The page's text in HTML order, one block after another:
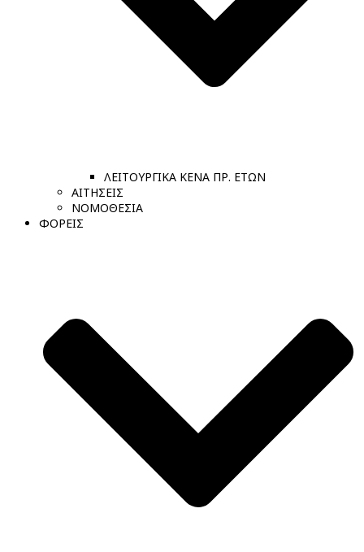
ΛΕΙΤΟΥΡΓΙΚΑ ΚΕΝΑ ΠΡ. ΕΤΩΝ
ΑΙΤΗΣΕΙΣ
ΝΟΜΟΘΕΣΙΑ
ΦΟΡΕΙΣ